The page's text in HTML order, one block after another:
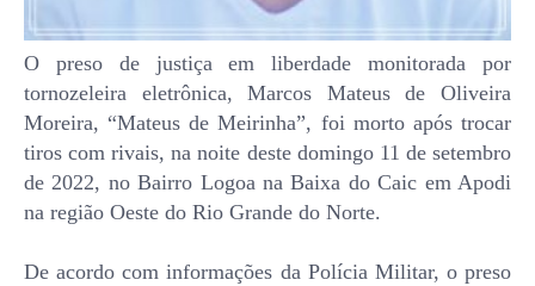
O preso de justiça em liberdade monitorada por
tornozeleira eletrônica, Marcos Mateus de Oliveira
Moreira, “Mateus de Meirinha”, foi morto após trocar
tiros com rivais, na noite deste domingo 11 de setembro
de 2022, no Bairro Logoa na Baixa do Caic em Apodi
na região Oeste do Rio Grande do Norte.
De acordo com informações da Polícia Militar, o preso